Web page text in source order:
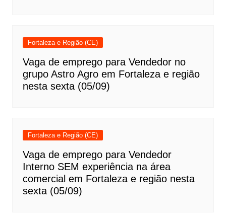
Fortaleza e Região (CE)
Vaga de emprego para Vendedor no
grupo Astro Agro em Fortaleza e região
nesta sexta (05/09)
Fortaleza e Região (CE)
Vaga de emprego para Vendedor
Interno SEM experiência na área
comercial em Fortaleza e região nesta
sexta (05/09)